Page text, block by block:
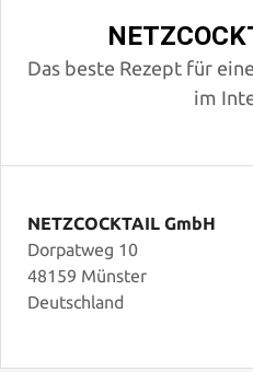
Das beste Rezept für
im
NETZCOCKTAIL GmbH
Dorpatweg 10
48159 Münster
Deutschland